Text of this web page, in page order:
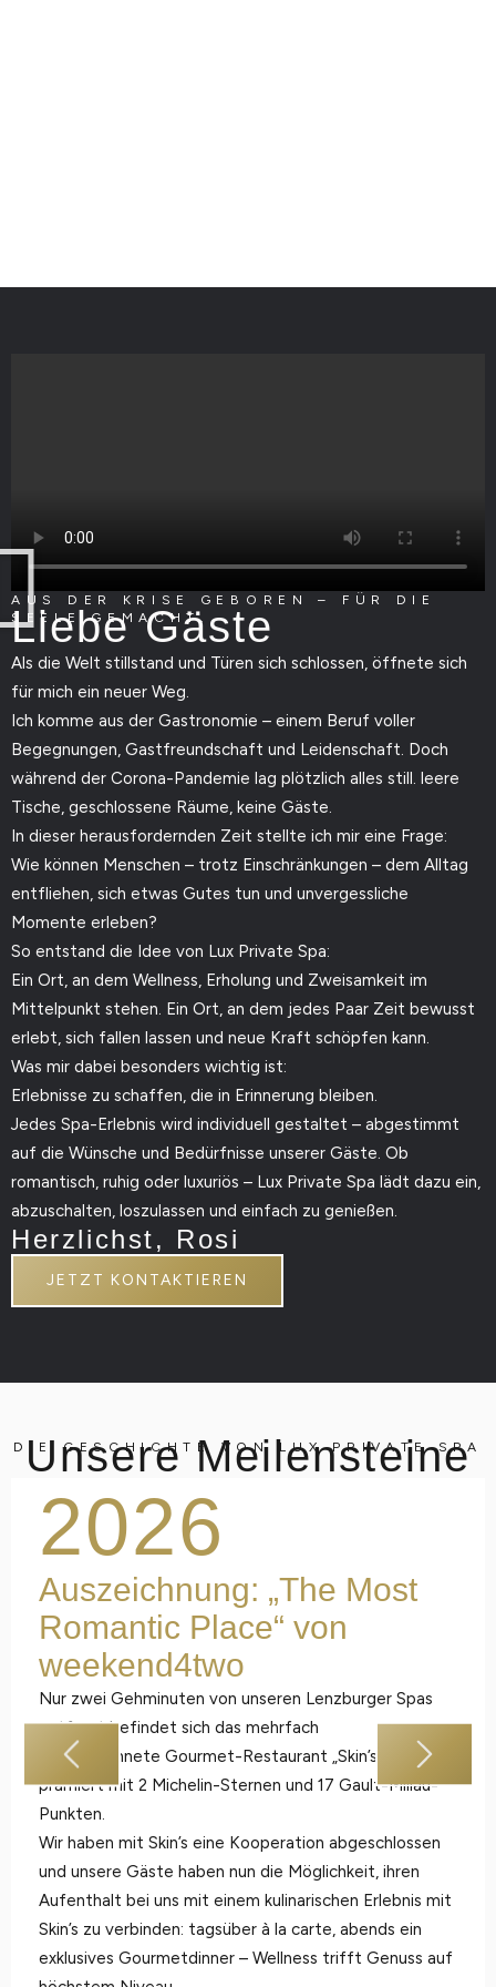
AUS DER KRISE GEBOREN – FÜR DIE
SEELE GEMACHT.
Liebe Gäste
Als die Welt stillstand und Türen sich schlossen, öffnete sich
für mich ein neuer Weg.
Ich komme aus der Gastronomie – einem Beruf voller
Begegnungen, Gastfreundschaft und Leidenschaft. Doch
während der Corona-Pandemie lag plötzlich alles still. leere
Tische, geschlossene Räume, keine Gäste.
In dieser herausfordernden Zeit stellte ich mir eine Frage:
Wie können Menschen – trotz Einschränkungen – dem Alltag
entfliehen, sich etwas Gutes tun und unvergessliche
Momente erleben?
So entstand die Idee von Lux Private Spa:
Ein Ort, an dem Wellness, Erholung und Zweisamkeit im
Mittelpunkt stehen. Ein Ort, an dem jedes Paar Zeit bewusst
erlebt, sich fallen lassen und neue Kraft schöpfen kann.
Was mir dabei besonders wichtig ist:
Erlebnisse zu schaffen, die in Erinnerung bleiben.
Jedes Spa-Erlebnis wird individuell gestaltet – abgestimmt
auf die Wünsche und Bedürfnisse unserer Gäste. Ob
romantisch, ruhig oder luxuriös – Lux Private Spa lädt dazu ein,
abzuschalten, loszulassen und einfach zu genießen.
Herzlichst, Rosi
JETZT KONTAKTIEREN
DIE GESCHICHTE VON LUX PRIVATE SPA
Unsere Meilensteine
2026
Auszeichnung: „The Most
Romantic Place“ von
weekend4two
Nur zwei Gehminuten von unseren Lenzburger Spas
entfernt befindet sich das mehrfach
ausgezeichnete Gourmet-Restaurant „Skin’s“ –
prämiert mit 2 Michelin-Sternen und 17 Gault-Millau-
Punkten.
Wir haben mit Skin’s eine Kooperation abgeschlossen
und unsere Gäste haben nun die Möglichkeit, ihren
Aufenthalt bei uns mit einem kulinarischen Erlebnis mit
Skin’s zu verbinden: tagsüber à la carte, abends ein
exklusives Gourmetdinner – Wellness trifft Genuss auf